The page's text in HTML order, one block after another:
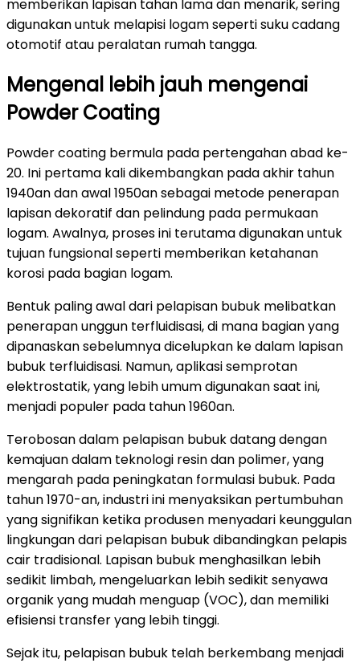
memberikan lapisan tahan lama dan menarik, sering
digunakan untuk melapisi logam seperti suku cadang
otomotif atau peralatan rumah tangga.
Mengenal lebih jauh mengenai
Powder Coating
Powder coating bermula pada pertengahan abad ke-
20. Ini pertama kali dikembangkan pada akhir tahun
1940an dan awal 1950an sebagai metode penerapan
lapisan dekoratif dan pelindung pada permukaan
logam. Awalnya, proses ini terutama digunakan untuk
tujuan fungsional seperti memberikan ketahanan
korosi pada bagian logam.
Bentuk paling awal dari pelapisan bubuk melibatkan
penerapan unggun terfluidisasi, di mana bagian yang
dipanaskan sebelumnya dicelupkan ke dalam lapisan
bubuk terfluidisasi. Namun, aplikasi semprotan
elektrostatik, yang lebih umum digunakan saat ini,
menjadi populer pada tahun 1960an.
Terobosan dalam pelapisan bubuk datang dengan
kemajuan dalam teknologi resin dan polimer, yang
mengarah pada peningkatan formulasi bubuk. Pada
tahun 1970-an, industri ini menyaksikan pertumbuhan
yang signifikan ketika produsen menyadari keunggulan
lingkungan dari pelapisan bubuk dibandingkan pelapis
cair tradisional. Lapisan bubuk menghasilkan lebih
sedikit limbah, mengeluarkan lebih sedikit senyawa
organik yang mudah menguap (VOC), dan memiliki
efisiensi transfer yang lebih tinggi.
Sejak itu, pelapisan bubuk telah berkembang menjadi